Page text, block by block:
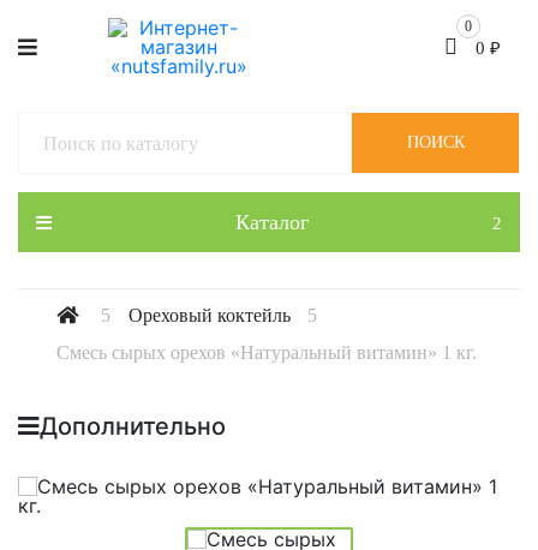
0
0 ₽
Каталог
ПОИСК
Ореховый коктейль
Смесь сырых орехов «Натуральный витамин» 1 кг.
Дополнительно